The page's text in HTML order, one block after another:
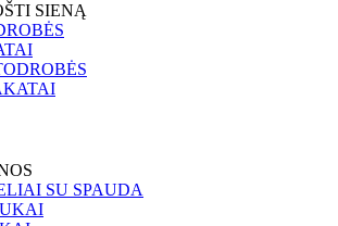
SIENĄ
SU SPAUDA